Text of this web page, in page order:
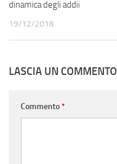
dinamica degli addii
19/12/2018
LASCIA UN COMMENTO
Commento*